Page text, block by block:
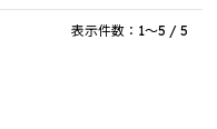
表示件数：1～5 / 5